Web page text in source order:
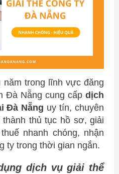
trong lĩnh vực đăng
Đà Nẵng cung cấpdịch
Đà Nẵng uy tín, chuyên
thành thủ tục hồ sơ, giải
nhanh chóng, nhận
ty trong thời gian ngắn.
dịch vụ giải thể